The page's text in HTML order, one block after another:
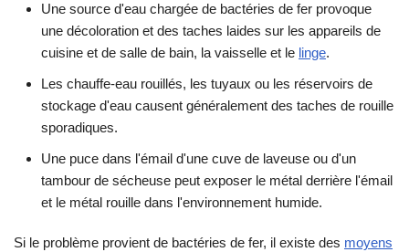
Une source d'eau chargée de bactéries de fer provoque
une décoloration et des taches laides sur les appareils de
cuisine et de salle de bain, la vaisselle et le linge.
Les chauffe-eau rouillés, les tuyaux ou les réservoirs de
stockage d'eau causent généralement des taches de rouille
sporadiques.
Une puce dans l'émail d'une cuve de laveuse ou d'un
tambour de sécheuse peut exposer le métal derrière l'émail
et le métal rouille dans l'environnement humide.
Si le problème provient de bactéries de fer, il existe des moyens